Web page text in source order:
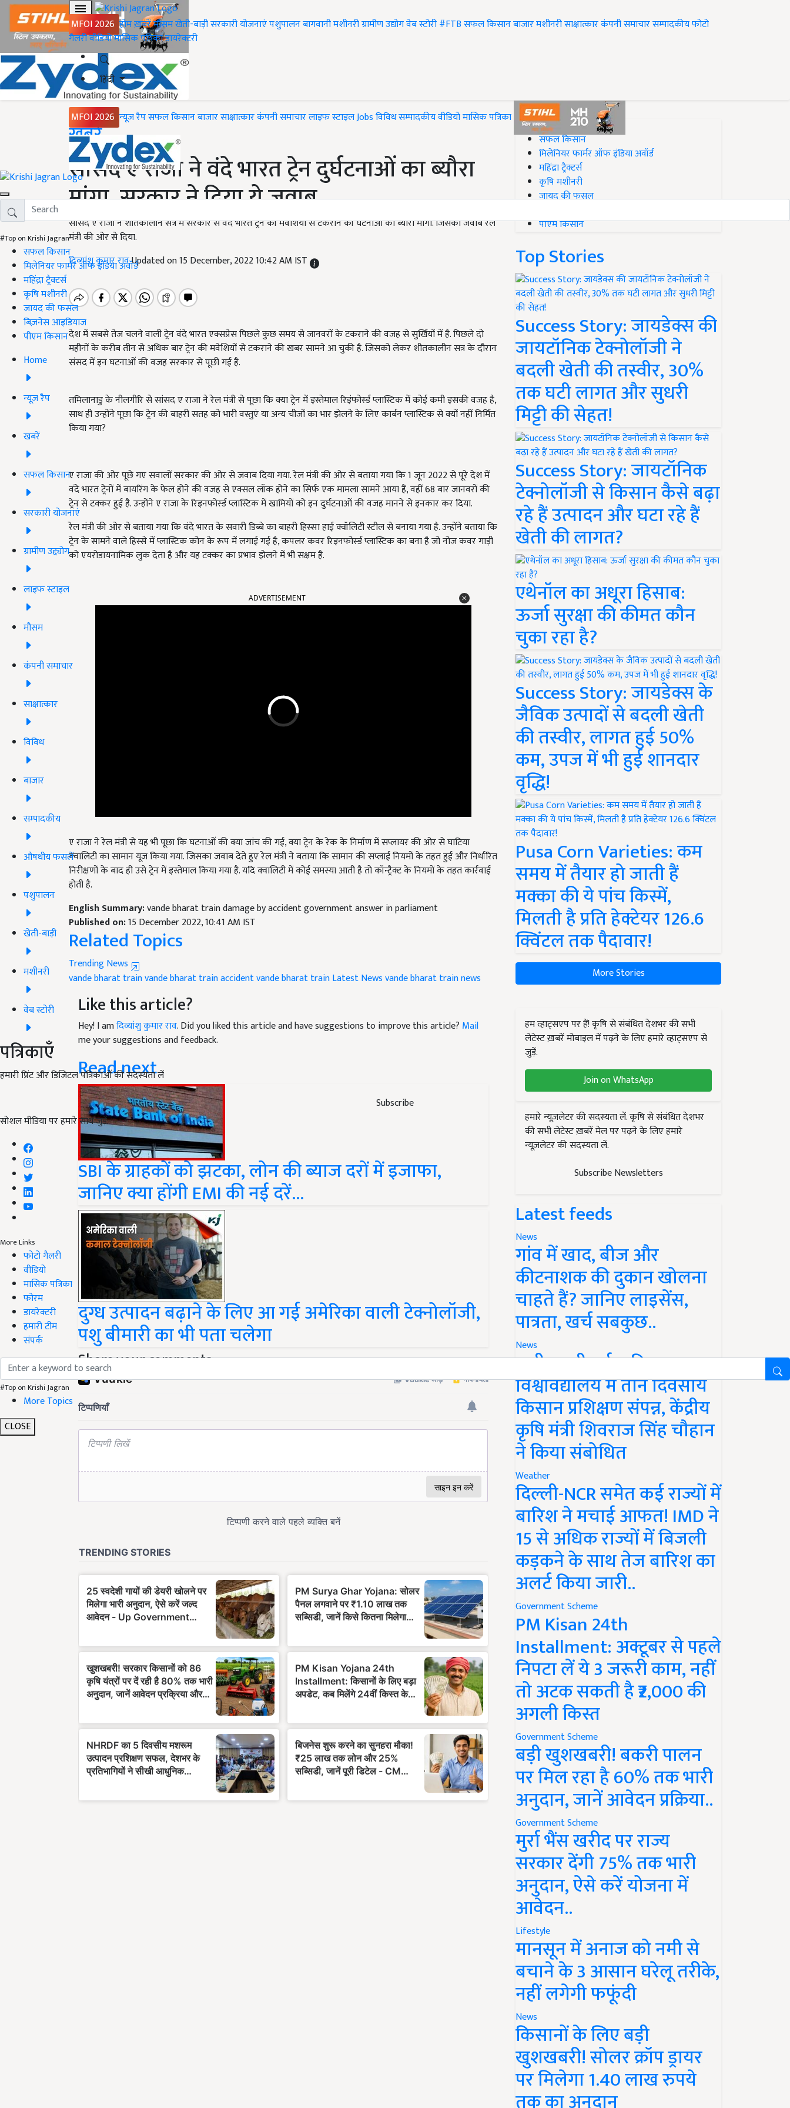
MFOI 2026 होमख़बरेंमौसमखेती-बाड़ीसरकारी योजनाएंपशुपालनबागवानीमशीनरीग्रामीण उद्योगवेब स्टोरी#FTBसफल किसानबाजारमशीनरीसाक्षात्कारकंपनी समाचारसम्पादकीयफोटो
गैलरीवीडियोमासिक पत्रिकाडायरेक्टरी
हिंदी
MFOI 2026 न्यूज़ रैपसफल किसानबाजारसाक्षात्कारकंपनी समाचारलाइफ स्टाइलJobsविविधसम्पादकीयवीडियोमासिक पत्रिका
#Top on Krishi Jagran
सफल किसान
मिलेनियर फार्मर ऑफ इंडिया अवॉर्ड
महिंद्रा ट्रैक्टर्स
कृषि मशीनरी
जायद की फसल
बिज़नेस आइडियाज
पीएम किसान
Home
न्यूज़ रैप
खबरें
सफल किसान
सरकारी योजनाएं
ग्रामीण उद्द्योग
लाइफ स्टाइल
मौसम
कंपनी समाचार
साक्षात्कार
विविध
बाजार
सम्पादकीय
औषधीय फसलें
पशुपालन
खेती-बाड़ी
मशीनरी
वेब स्टोरी
पत्रिकाएँ
हमारी प्रिंट और डिजिटल पत्रिकाओं की सदस्यता लें
Subscribe
सोशल मीडिया पर हमारे साथ जुड़ें:
More Links
फोटो गैलरी
वीडियो
मासिक पत्रिका
फोरम
डायरेक्टरी
हमारी टीम
संपर्क
#Top on Krishi Jagran
More Topics
CLOSE
Home
ख़बरें
सांसद ए राजा ने वंदे भारत ट्रेन दुर्घटनाओं का ब्यौरा
मांगा, सरकार ने दिया ये जवाब
सांसद ए राजा ने शीतकालीन सत्र में सरकार से वंदे भारत ट्रेन की मवेशियों से टकराने की घटनाओं का ब्योरा मांगा. जिसका जवाब रेल
मंत्री की ओर से दिया.
दिव्यांशु कुमार रावUpdated on 15 December, 2022 10:42 AM IST
देश में सबसे तेज चलने वाली ट्रेन वंदे भारत एक्सप्रेस पिछले कुछ समय से जानवरों के टकराने की वजह से सुर्खियों में है. पिछले दो
महीनों के करीब तीन से अधिक बार ट्रेन की मवेशियों से टकराने की खबर सामने आ चुकी है. जिसको लेकर शीतकालीन सत्र के दौरान
संसद में इन घटनाओं की वजह सरकार से पूछी गई है.
तमिलानाडु के नीलगीरि से सांसद ए राजा ने रेल मंत्री से पूछा कि क्या ट्रेन में इस्तेमाल रिइंफोर्स्ड प्लास्टिक में कोई कमी इसकी वजह है,
साथ ही उन्होंने पूछा कि ट्रेन की बाहरी सतह को भारी वस्तुएं या अन्य चीजों का भार झेलने के लिए कार्बन प्लास्टिक से क्यों नहीं निर्मित
किया गया?
ए राजा की ओर पूछे गए सवालों सरकार की ओर से जवाब दिया गया. रेल मंत्री की ओर से बताया गया कि 1 जून 2022 से पूरे देश में
वंदे भारत ट्रेनों में बायरिंग के फेल होने की वजह से एक्सल लॉक होने का सिर्फ एक मामला सामने आया हैं, वहीं 68 बार जानवरों की
ट्रेन से टक्कर हुई है. उन्होंने ए राजा के रिइनफोर्स्ड प्लास्टिक में खामियों को इन दुर्घटनाओं की वजह मानने से इनकार कर दिया.
रेल मंत्री की ओर से बताया गया कि वंदे भारत के सवारी डिब्बे का बाहरी हिस्सा हाई क्वॉलिटी स्टील से बनाया गया है. उन्होंने बताया कि
ट्रेन के सामने वाले हिस्से में प्लास्टिक कोन के रूप में लगाई गई है, कपलर कवर रिइनफोर्स्ड प्लास्टिक का बना है जो नोज कवर गाड़ी
को एयरोडायनामिक लुक देता है और यह टक्कर का प्रभाव झेलने में भी सक्षम है.
ADVERTISEMENT
ए राजा ने रेल मंत्री से यह भी पूछा कि घटनाओं की क्या जांच की गई, क्या ट्रेन के रेक के निर्माण में सप्लायर की ओर से घाटिया
क्वालिटी का सामान यूज किया गया. जिसका जवाब देते हुए रेल मंत्री ने बताया कि सामान की सप्लाई नियमों के तहत हुई और निर्धारित
निरीक्षणों के बाद ही उसे ट्रेन में इस्तेमाल किया गया है. यदि क्वालिटी में कोई समस्या आती है तो कॉन्ट्रैक्ट के नियमों के तहत कार्रवाई
होती है.
English Summary:vande bharat train damage by accident government answer in parliament
Published on:15 December 2022, 10:41 AM IST
Related Topics
Trending News
vande bharat trainvande bharat train accidentvande bharat train Latest Newsvande bharat train news
Like this article?
Hey! I amदिव्यांशु कुमार राव. Did you liked this article and have suggestions to improve this article? Mail
me your suggestions and feedback.
Read next
SBI के ग्राहकों को झटका, लोन की ब्याज दरों में इजाफा,
जानिए क्या होंगी EMI की नई दरें...
दुग्ध उत्पादन बढ़ाने के लिए आ गई अमेरिका वाली टेक्नोलॉजी,
पशु बीमारी का भी पता चलेगा
Share your comments
#Top on Krishi Jagran
सफल किसान
मिलेनियर फार्मर ऑफ इंडिया अवॉर्ड
महिंद्रा ट्रैक्टर्स
कृषि मशीनरी
जायद की फसल
पीएम किसान
Top Stories
Success Story: जायडेक्स की
जायटॉनिक टेक्नोलॉजी ने
बदली खेती की तस्वीर, 30%
तक घटी लागत और सुधरी
मिट्टी की सेहत!
Success Story: जायटॉनिक
टेक्नोलॉजी से किसान कैसे बढ़ा
रहे हैं उत्पादन और घटा रहे हैं
खेती की लागत?
एथेनॉल का अधूरा हिसाब:
ऊर्जा सुरक्षा की कीमत कौन
चुका रहा है?
Success Story: जायडेक्स के
जैविक उत्पादों से बदली खेती
की तस्वीर, लागत हुई 50%
कम, उपज में भी हुई शानदार
वृद्धि!
Pusa Corn Varieties: कम
समय में तैयार हो जाती हैं
मक्का की ये पांच किस्में,
मिलती है प्रति हेक्टेयर 126.6
क्विंटल तक पैदावार!
More Stories
हम व्हाट्सएप पर हैं! कृषि से संबंधित देशभर की सभी
लेटेस्ट ख़बरें मोबाइल में पढ़ने के लिए हमारे व्हाट्सएप से
जुड़ें.
Join on WhatsApp
हमारे न्यूज़लेटर की सदस्यता लें. कृषि से संबंधित देशभर
की सभी लेटेस्ट ख़बरें मेल पर पढ़ने के लिए हमारे
न्यूज़लेटर की सदस्यता लें.
Subscribe Newsletters
Latest feeds
News
गांव में खाद, बीज और
कीटनाशक की दुकान खोलना
चाहते हैं? जानिए लाइसेंस,
पात्रता, खर्च सबकुछ..
News
रानी लक्ष्मीबाई कृषि
विश्वविद्यालय में तीन दिवसीय
किसान प्रशिक्षण संपन्न, केंद्रीय
कृषि मंत्री शिवराज सिंह चौहान
ने किया संबोधित
Weather
दिल्ली-NCR समेत कई राज्यों में
बारिश ने मचाई आफत! IMD ने
15 से अधिक राज्यों में बिजली
कड़कने के साथ तेज बारिश का
अलर्ट किया जारी..
Government Scheme
PM Kisan 24th
Installment: अक्टूबर से पहले
निपटा लें ये 3 जरूरी काम, नहीं
तो अटक सकती है ₹2,000 की
अगली किस्त
Government Scheme
बड़ी खुशखबरी! बकरी पालन
पर मिल रहा है 60% तक भारी
अनुदान, जानें आवेदन प्रक्रिया..
Government Scheme
मुर्रा भैंस खरीद पर राज्य
सरकार देंगी 75% तक भारी
अनुदान, ऐसे करें योजना में
आवेदन..
Lifestyle
मानसून में अनाज को नमी से
बचाने के 3 आसान घरेलू तरीके,
नहीं लगेगी फफूंदी
News
किसानों के लिए बड़ी
खुशखबरी! सोलर क्रॉप ड्रायर
पर मिलेगा 1.40 लाख रुपये